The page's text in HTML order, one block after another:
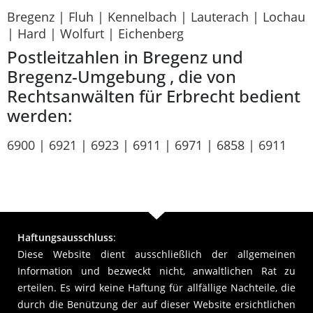
Bregenz | Fluh | Kennelbach | Lauterach | Lochau
| Hard | Wolfurt | Eichenberg
Postleitzahlen in Bregenz und
Bregenz-Umgebung , die von
Rechtsanwälten für Erbrecht bedient
werden:
6900 | 6921 | 6923 | 6911 | 6971 | 6858 | 6911
Haftungsausschluss:
Diese Website dient ausschließlich der allgemeinen
Information und bezweckt nicht, anwaltlichen Rat zu
erteilen. Es wird keine Haftung für allfällige Nachteile, die
durch die Benützung der auf dieser Website ersichtlichen